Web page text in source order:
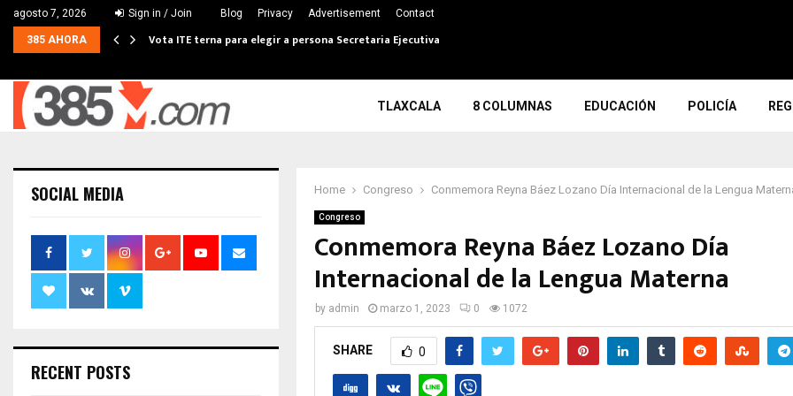
agosto 7, 2026 Sign in / Join Blog Privacy Advertisement Contact
385 AHORA Vota ITE terna para elegir a persona Secretaria Ejecutiva
TLAXCALA 8 COLUMNAS EDUCACIÓN POLICÍA
Home Congreso Conmemora Reyna Báez Lozano Día Internacional de la Lengua
Congreso
Conmemora Reyna Báez Lozano Día
Internacional de la Lengua Materna
by admin marzo 1, 2023 0 1072
SHARE 0
SOCIAL MEDIA
RECENT POSTS